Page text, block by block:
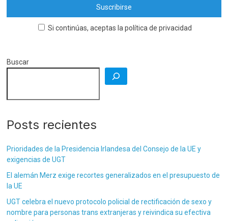
Si continúas, aceptas la política de privacidad
Buscar
Posts recientes
Prioridades de la Presidencia Irlandesa del Consejo de la UE y
exigencias de UGT
El alemán Merz exige recortes generalizados en el presupuesto de
la UE
UGT celebra el nuevo protocolo policial de rectificación de sexo y
nombre para personas trans extranjeras y reivindica su efectiva